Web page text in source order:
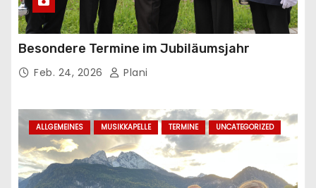
Besondere Termine im Jubiläumsjahr
Feb. 24, 2026 Plani
ALLGEMEINES MUSIKKAPELLE TERMINE UNCATEGORIZED